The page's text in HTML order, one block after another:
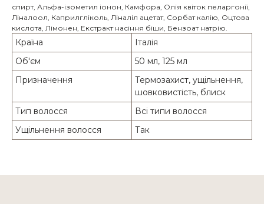
спирт, Альфа-ізометил іонон, Камфора, Олія квіток пеларгонії,
Ліналоол, Каприлгліколь, Ліналіл ацетат, Сорбат калію, Оцтова
кислота, Лімонен, Екстракт насіння біши, Бензоат натрію.
Країна
Італія
Об'єм
50 мл, 125 мл
Призначення
Термозахист, ущільнення,
шовковистість, блиск
Тип волосся
Всі типи волосся
Ущільнення волосся
Так